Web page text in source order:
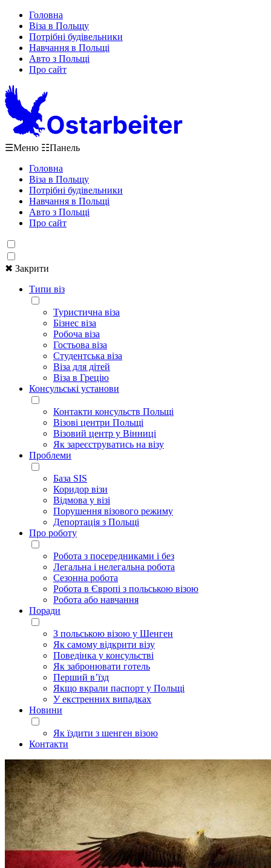
Головна
Віза в Польщу
Потрібні будівельники
Навчання в Польщі
Авто з Польщі
Про сайт
☰Меню ☷Панель
Головна
Віза в Польщу
Потрібні будівельники
Навчання в Польщі
Авто з Польщі
Про сайт
✖ Закрити
Типи віз
Туристична віза
Бізнес віза
Робоча віза
Гостьова віза
Студентська віза
Віза для дітей
Віза в Грецію
Консульські установи
Контакти консульств Польщі
Візові центри Польщі
Візовий центр у Вінниці
Як зареєструватись на візу
Проблеми
База SIS
Коридор візи
Відмова у візі
Порушення візового режиму
Депортація з Польщі
Про роботу
Робота з посередниками і без
Легальна і нелегальна робота
Сезонна робота
Робота в Європі з польською візою
Робота або навчання
Поради
З польською візою у Шенген
Як самому відкрити візу
Поведінка у консульстві
Як забронювати готель
Перший в’їзд
Якщо вкрали паспорт у Польщі
У екстренних випадках
Новини
Як їздити з шенген візою
Контакти